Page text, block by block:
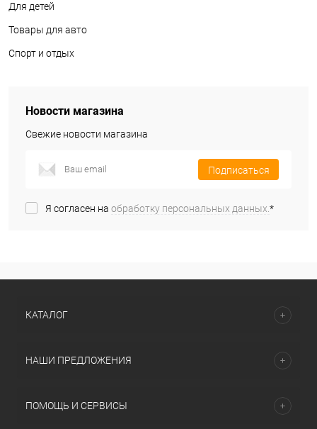
Для детей
Товары для авто
Спорт и отдых
Новости магазина
Свежие новости магазина
Подписаться
Я согласен на обработку персональных данных. *
КАТАЛОГ
НАШИ ПРЕДЛОЖЕНИЯ
ПОМОЩЬ И СЕРВИСЫ